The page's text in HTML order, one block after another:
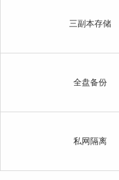
三副本存储
全盘备份
私网隔离